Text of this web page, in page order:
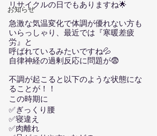
お知らせ
リサイクルの日でもありますね🌟
急激な気温変化で体調が優れない方も
いらっしゃり、最近では『寒暖差疲
労』と
呼ばれているみたいですね💦
自律神経の過剰反応に問題が😨
不調が起こると以下のような状態にな
ることが！！
この時期に
✅ぎっくり腰
✅寝違え
✅肉離れ